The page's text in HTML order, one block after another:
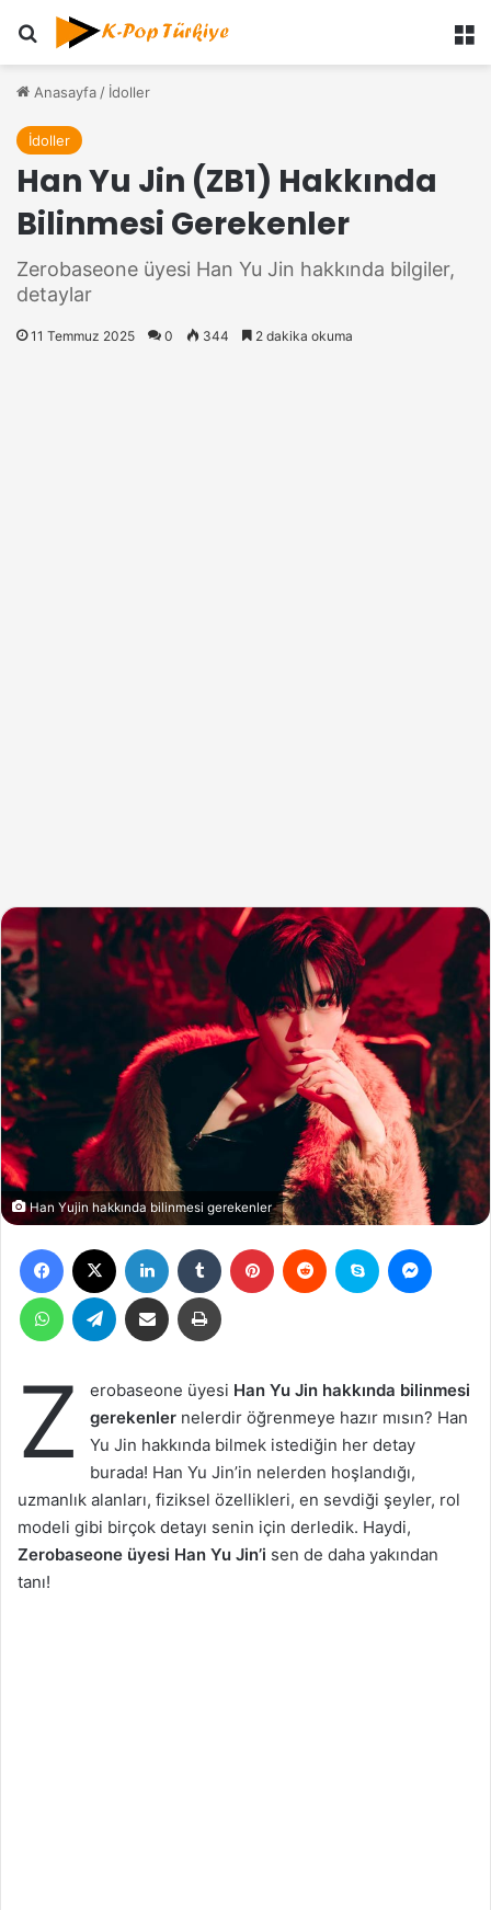
Anasayfa / İdoller
İdoller
Han Yu Jin (ZB1) Hakkında
Bilinmesi Gerekenler
Zerobaseone üyesi Han Yu Jin hakkında bilgiler,
detaylar
11 Temmuz 2025 0 344 2 dakika okuma
Han Yujin hakkında bilinmesi gerekenler
Facebook LinkedIn Tumblr Pinterest Reddit Skype
WhatsAppTelegram Email ile gönder Yazdır
Z erobaseone üyesi Han Yu Jin hakkında bilinmesi
gerekenler nelerdir öğrenmeye hazır mısın? Han
Yu Jin hakkında bilmek istediğin her detay
burada! Han Yu Jin’in nelerden hoşlandığı,
uzmanlık alanları, fiziksel özellikleri, en sevdiği şeyler, rol
modeli gibi birçok detayı senin için derledik. Haydi,
Zerobaseone üyesi Han Yu Jin’i sen de daha yakından
tanı!